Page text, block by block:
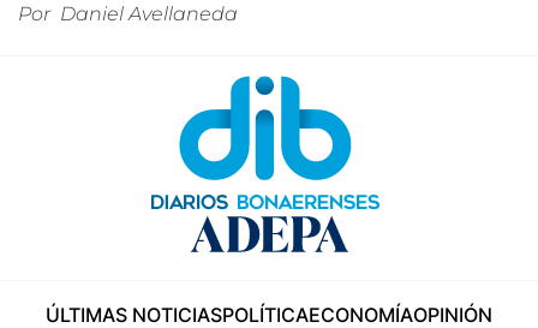
Por Daniel Avellaneda
ÚLTIMAS NOTICIASPOLÍTICAECONOMÍAOPINIÓN